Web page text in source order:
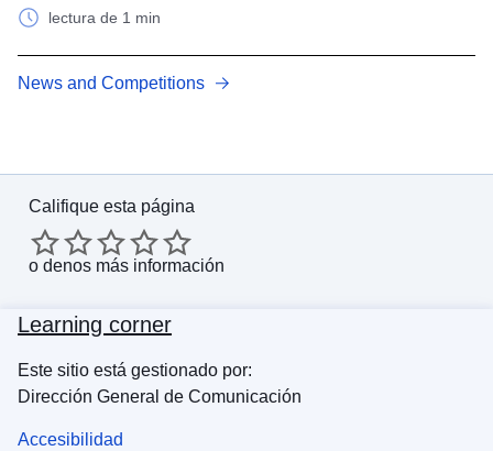
lectura de 1 min
News and Competitions
Califique esta página
o denos más información
Learning corner
Este sitio está gestionado por:
Dirección General de Comunicación
Accesibilidad